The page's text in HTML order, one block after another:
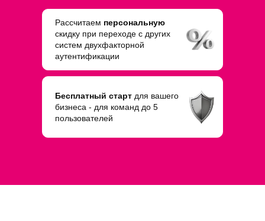
Бесплатный старт для вашего
бизнеса - для команд до 5
пользователей
Рассчитаем персональную
скидку при переходе с других
систем двухфакторной
аутентификации